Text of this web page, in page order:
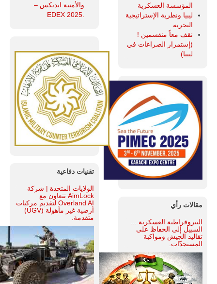
المؤسسة العسكرية
ليبيا ونظرية الإستراتيجية
البحرية
نقف معاً منقسمين !
(إستمرار الصراعات في
ليبيا)
مقالات رأي
البيروقراطية العسكرية ...
السبيل إلى الحفاظ على
تقاليد الجيش ومواكبة
المستجدّات.
والأمنية ايديكس ‒
تقنيات دفاعية
الولايات المتحدة | شركة
AimLock تتعاون مع
Overland AI لتقديم مركبات
أرضية غير مأهولة (UGV)
متقدمة.